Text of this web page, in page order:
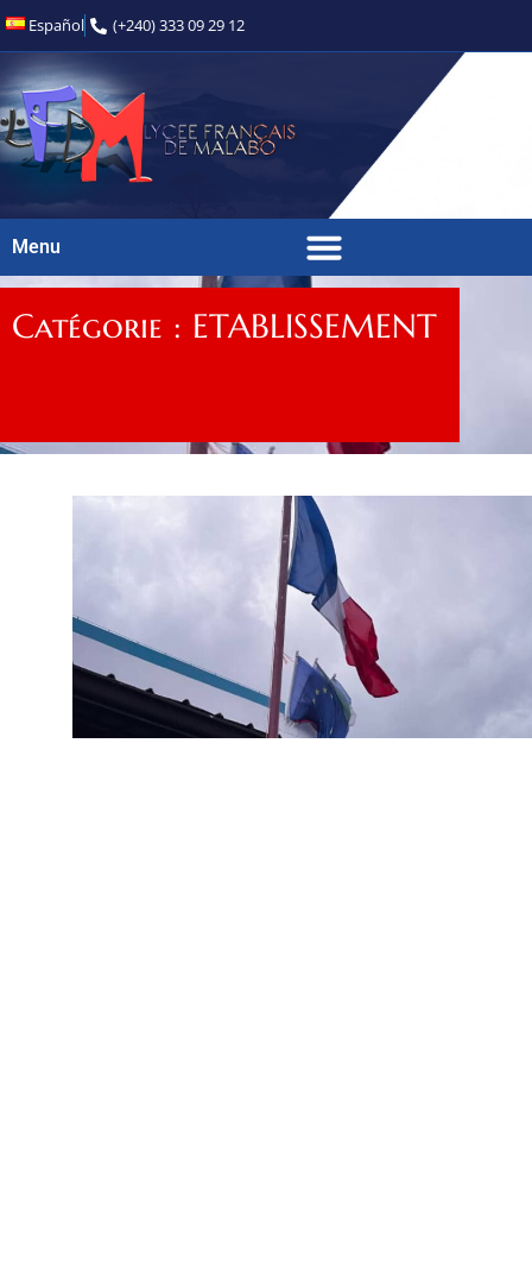
Español (+240) 333 09 29 12
Menu
Catégorie : ETABLISSEMENT